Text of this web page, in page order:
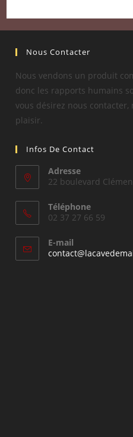
Nous Contacter
Nous vendons un produit
donc les rapports humains
vous désirez nous
plaisir.
Infos De Contact
Adresse
22 boulevard
Téléphone
02 37 27 66 59
E-mail